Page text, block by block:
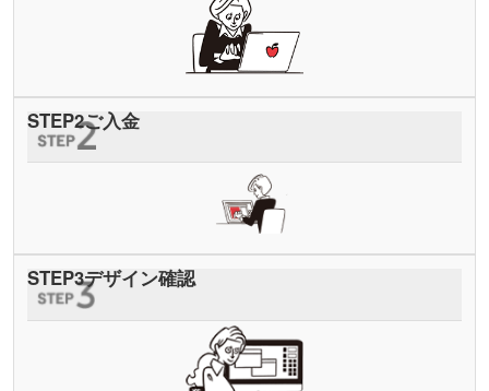
STEP2ご入金
STEP3デザイン確認